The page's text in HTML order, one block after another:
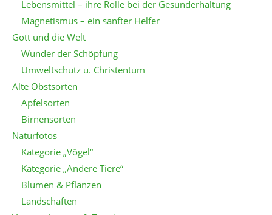
Lebensmittel – ihre Rolle bei der Gesunderhaltung
Magnetismus – ein sanfter Helfer
Gott und die Welt
Wunder der Schöpfung
Umweltschutz u. Christentum
Alte Obstsorten
Apfelsorten
Birnensorten
Naturfotos
Kategorie „Vögel“
Kategorie „Andere Tiere“
Blumen & Pflanzen
Landschaften